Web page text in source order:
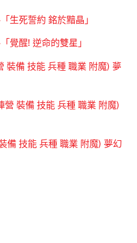
生死誓約 銘於黯晶」
覺醒! 逆命的雙星」
裝備 技能 兵種 職業 附魔) 夢
營 裝備 技能 兵種 職業 附魔)
備 技能 兵種 職業 附魔) 夢幻